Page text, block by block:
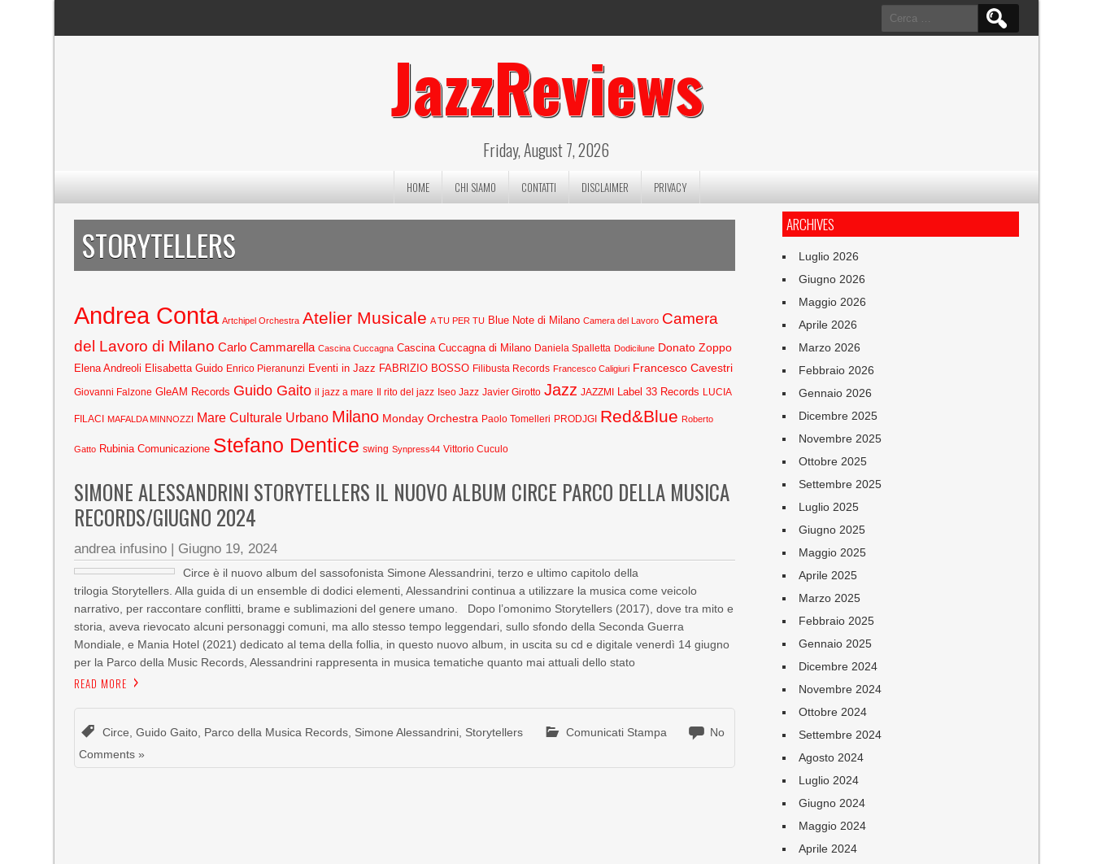
Ricerca
per:
JazzReviews
Friday, August 7, 2026
HOME CHI SIAMO CONTATTI DISCLAIMER PRIVACY
STORYTELLERS
Andrea Conta Artchipel Orchestra Atelier Musicale A TU PER TU Blue Note di Milano Camera del Lavoro Camera
del Lavoro di Milano Carlo Cammarella Cascina Cuccagna Cascina Cuccagna di Milano Daniela Spalletta Dodicilune Donato Zoppo
Elena Andreoli Elisabetta Guido Enrico Pieranunzi Eventi in Jazz FABRIZIO BOSSO Filibusta Records Francesco Caligiuri Francesco Cavestri
Giovanni Falzone GleAM Records Guido Gaito il jazz a mare Il rito del jazz Iseo Jazz Javier Girotto Jazz JAZZMI Label 33 Records LUCIA
FILACI MAFALDA MINNOZZI Mare Culturale Urbano Milano Monday Orchestra Paolo Tomelleri PRODJGI Red&Blue Roberto
Gatto Rubinia Comunicazione Stefano Dentice swing Synpress44 Vittorio Cuculo
SIMONE ALESSANDRINI STORYTELLERS IL NUOVO ALBUM CIRCE PARCO DELLA MUSICA
RECORDS/GIUGNO 2024
andrea infusino | Giugno 19, 2024
Circe è il nuovo album del sassofonista Simone Alessandrini, terzo e ultimo capitolo della
trilogia Storytellers. Alla guida di un ensemble di dodici elementi, Alessandrini continua a utilizzare la musica come veicolo
narrativo, per raccontare conflitti, brame e sublimazioni del genere umano. Dopo l’omonimo Storytellers (2017), dove tra mito e
storia, aveva rievocato alcuni personaggi comuni, ma allo stesso tempo leggendari, sullo sfondo della Seconda Guerra
Mondiale, e Mania Hotel (2021) dedicato al tema della follia, in questo nuovo album, in uscita su cd e digitale venerdì 14 giugno
per la Parco della Music Records, Alessandrini rappresenta in musica tematiche quanto mai attuali dello stato
READ MORE
Circe ,Guido Gaito Parco della Musica Records Simone Alessandrini Storytellers Comunicati Stampa
No
Comments »
ARCHIVES
Luglio 2026
Giugno 2026
Maggio 2026
Aprile 2026
Marzo 2026
Febbraio 2026
Gennaio 2026
Dicembre 2025
Novembre 2025
Ottobre 2025
Settembre 2025
Luglio 2025
Giugno 2025
Maggio 2025
Aprile 2025
Marzo 2025
Febbraio 2025
Gennaio 2025
Dicembre 2024
Novembre 2024
Ottobre 2024
Settembre 2024
Agosto 2024
Luglio 2024
Giugno 2024
Maggio 2024
Aprile 2024